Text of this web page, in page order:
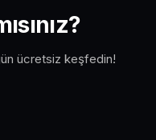
ücretsiz keşfedin!